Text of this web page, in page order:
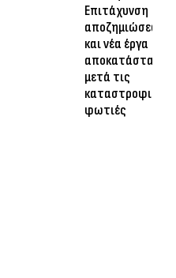
Επιτάχυνση
αποζημιώσεων
και νέα έργα
αποκατάστασης
μετά τις
καταστροφικές
φωτιές